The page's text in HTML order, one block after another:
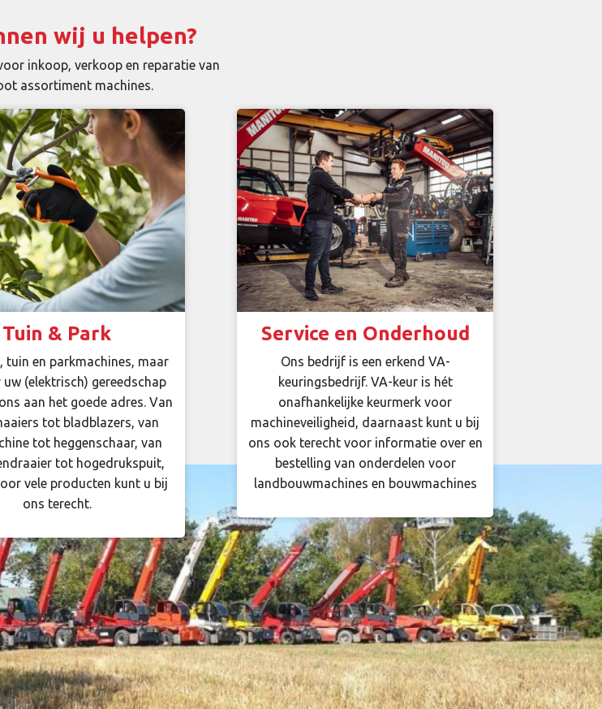
wij u helpen?
inkoop, verkoop en reparatie van
assortiment machines.
Tuin & Park
tuin en parkmachines, maar
(elektrisch) gereedschap
aan het goede adres. Van
tot bladblazers, van
tot heggenschaar, van
tot hogedrukspuit,
vele producten kunt u bij
ons terecht.
Service en Onderhoud
Ons bedrijf is een erkend VA-
keuringsbedrijf. VA-keur is hét
onafhankelijke keurmerk voor
machineveiligheid, daarnaast kunt u bij
ons ook terecht voor informatie over en
bestelling van onderdelen voor
landbouwmachines en bouwmachines